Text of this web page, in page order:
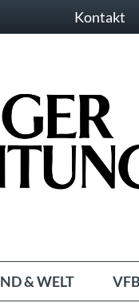
Kontakt
& WELT